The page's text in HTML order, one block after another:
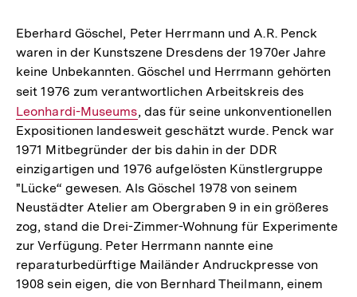
Eberhard Göschel, Peter Herrmann und A.R. Penck
waren in der Kunstszene Dresdens der 1970er Jahre
keine Unbekannten. Göschel und Herrmann gehörten
seit 1976 zum verantwortlichen Arbeitskreis des
Link:
Leonhardi-Museums, das für seine unkonventionellen
Expositionen landesweit geschätzt wurde. Penck war
1971 Mitbegründer der bis dahin in der DDR
einzigartigen und 1976 aufgelösten Künstlergruppe
"Lücke“ gewesen. Als Göschel 1978 von seinem
Neustädter Atelier am Obergraben 9 in ein größeres
zog, stand die Drei-Zimmer-Wohnung für Experimente
zur Verfügung. Peter Herrmann nannte eine
reparaturbedürftige Mailänder Andruckpresse von
1908 sein eigen, die von Bernhard Theilmann, einem